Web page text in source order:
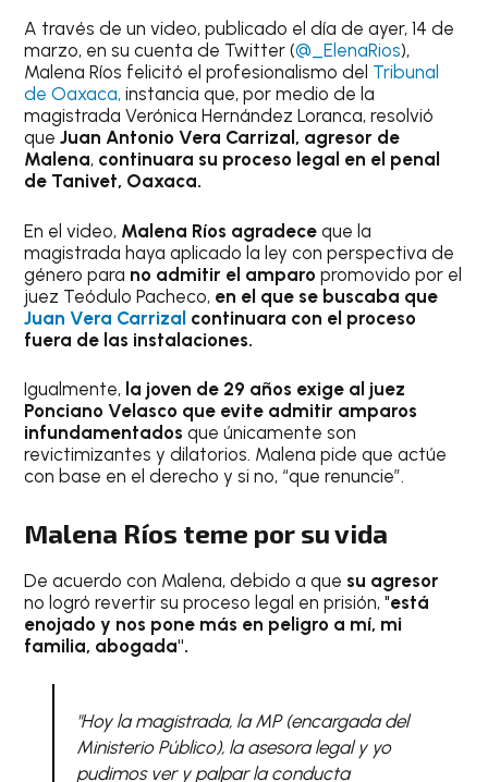
A través de un video, publicado el día de ayer, 14 de
marzo, en su cuenta de Twitter (@_ElenaRios),
Malena Ríos felicitó el profesionalismo del Tribunal
de Oaxaca,instancia que, por medio de la
magistrada Verónica Hernández Loranca, resolvió
queJuan Antonio Vera Carrizal, agresor de
Malena, continuara su proceso legal en el penal
de Tanivet, Oaxaca.
En el video, Malena Ríos agradece que la
magistrada haya aplicado la ley con perspectiva de
género para no admitir el amparo promovido por el
juez Teódulo Pacheco, en el que se buscaba que
Juan Vera Carrizal continuara con el proceso
fuera de las instalaciones.
Igualmente, la joven de 29 años exige al juez
Ponciano Velasco que evite admitir amparos
infundamentadosque únicamente son
revictimizantes y dilatorios. Malena pide que actúe
con base en el derecho y si no, “que renuncie”.
Malena Ríos teme por su vida
De acuerdo con Malena, debido a que su agresor
no logró revertir su proceso legal en prisión, "está
enojado y nos pone más en peligro a mí, mi
familia, abogada".
"Hoy la magistrada, la MP (encargada del
Ministerio Público), la asesora legal y yo
pudimos ver y palpar la conducta